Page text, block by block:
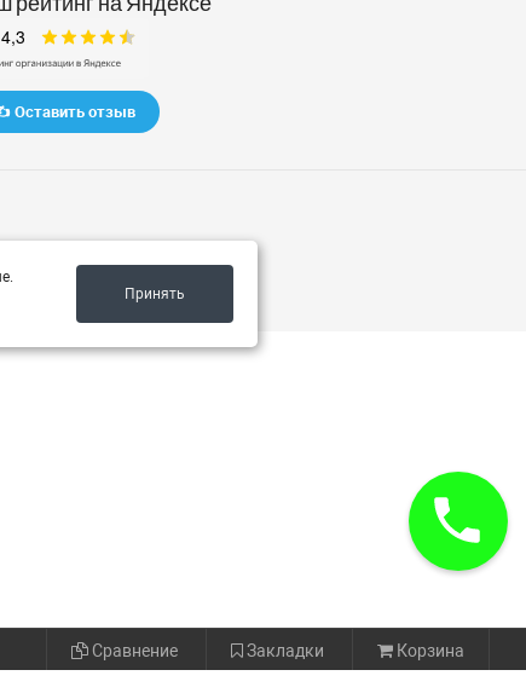
Оставить отзыв
Принять
Сравнение Закладки Корзина